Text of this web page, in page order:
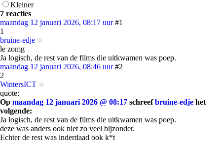
Kleiner
7 reacties
maandag 12 januari 2026, 08:17 uur #1
1
bruine-edje
le zomg
Ja logisch, de rest van de films die uitkwamen was poep.
maandag 12 januari 2026, 08:46 uur #2
2
WintersICT
quote:
Op maandag 12 januari 2026 @ 08:17 schreefbruine-edje het
volgende:
Ja logisch, de rest van de films die uitkwamen was poep.
deze was anders ook niet zo veel bijzonder.
Echter de rest was inderdaad ook k*t